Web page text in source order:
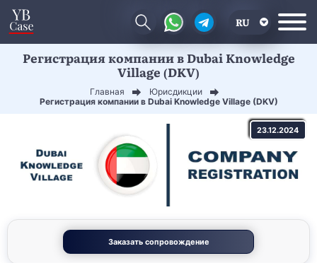
RU
EN
Регистрация компании в Dubai Knowledge
Village (DKV)
Главная
Юрисдикции
Регистрация компании в Dubai Knowledge Village (DKV)
23.12.2024
Заказать сопровождение